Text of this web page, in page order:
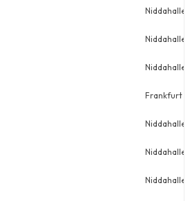
Niddahalle
Niddahalle
Niddahalle
Frankfurt
Niddahalle
Niddahalle
Niddahalle